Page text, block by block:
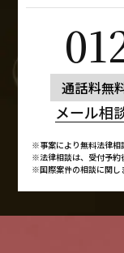
通話料無
メール相
※事案により無料法律相
※法律相談は、受付予約
※国際案件の相談に関し